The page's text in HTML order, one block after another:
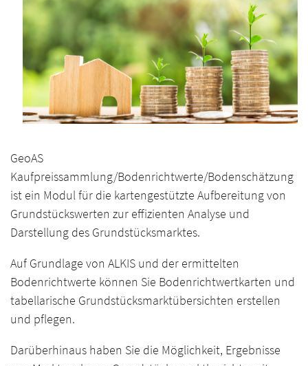
GeoAS
Kaufpreissammlung/Bodenrichtwerte/Bodenschätzung
ist ein Modul für die kartengestützte Aufbereitung von
Grundstückswerten zur effizienten Analyse und
Darstellung des Grundstücksmarktes.
Auf Grundlage von ALKIS und der ermittelten
Bodenrichtwerte können Sie Bodenrichtwertkarten und
tabellarische Grundstücksmarktübersichten erstellen
und pflegen.
Darüberhinaus haben Sie die Möglichkeit, Ergebnisse